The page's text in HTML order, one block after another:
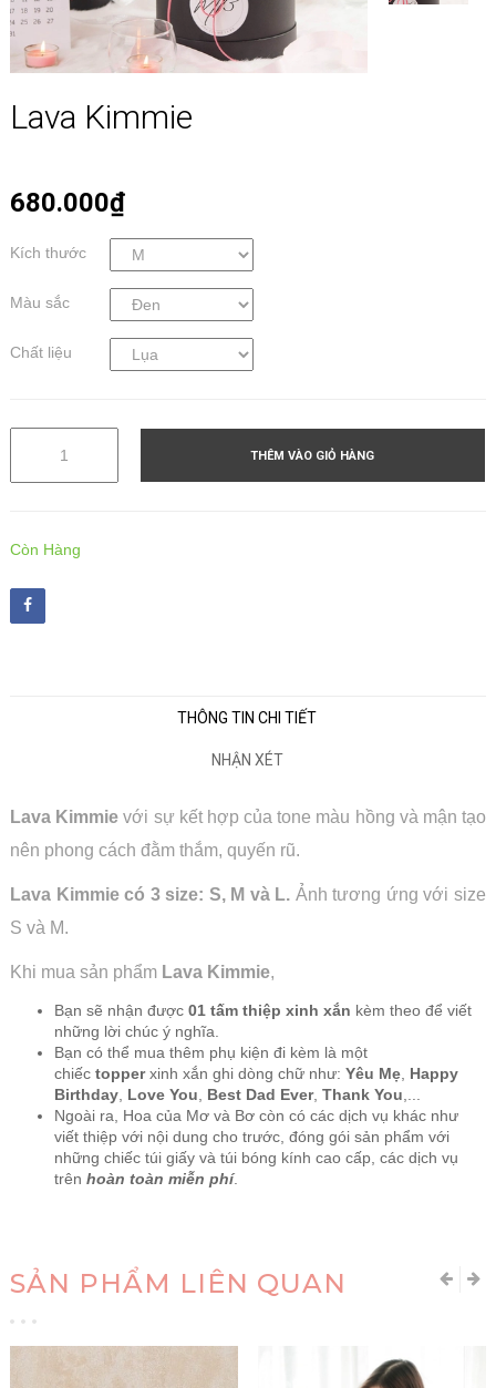
Lava Kimmie
680.000₫
Kích thước
Màu sắc
Chất liệu
THÊM VÀO GIỎ HÀNG
Còn Hàng
THÔNG TIN CHI TIẾT
NHẬN XÉT
Lava Kimmie với sự kết hợp của tone màu hồng và mận tạo
nên phong cách đằm thắm, quyến rũ.
Lava Kimmie có 3 size: S, M và L. Ảnh tương ứng với size
S và M.
Khi mua sản phẩm Lava Kimmie,
Bạn sẽ nhận được 01 tấm thiệp xinh xắn kèm theo để viết
những lời chúc ý nghĩa.
Bạn có thể mua thêm phụ kiện đi kèm là một
chiếc topperxinh xắn ghi dòng chữ như: Yêu Mẹ Happy
Birthday Love You Best Dad Ever, Thank You
Ngoài ra, Hoa của Mơ và Bơ còn có các dịch vụ khác như
viết thiệp với nội dung cho trước, đóng gói sản phẩm với
những chiếc túi giấy và túi bóng kính cao cấp, các dịch vụ
trên hoàn toàn miễn phí.
SẢN PHẨM LIÊN QUAN